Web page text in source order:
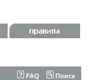
FAQ Поиск